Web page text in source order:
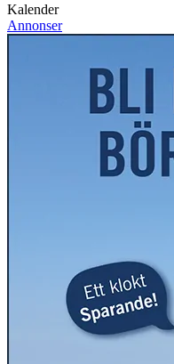
Kalender
Annonser